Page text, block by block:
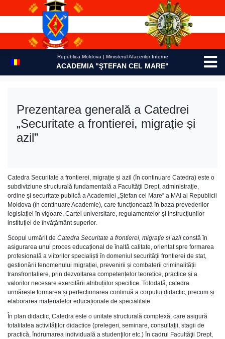
Republica Moldova | Ministerul Afacerilor Interne
ACADEMIA "ŞTEFAN CEL MARE"
Prezentarea generală a Catedrei
„Securitate a frontierei, migrație și
azil”
Catedra Securitate a frontierei, migrație și azil (în continuare Catedra) este o
subdiviziune structurală fundamentală a Facultăţii Drept, administraţie,
ordine şi securitate publică a Academiei „Ştefan cel Mare” a MAI al Republicii
Moldova (în continuare Academie), care funcţionează în baza prevederilor
legislaţiei în vigoare, Cartei universitare, regulamentelor şi instrucţiunilor
instituţiei de învăţământ superior.
Scopul urmărit de Catedra Securitate a frontierei, migrație și azil constă în
asigurarea unui proces educațional de înaltă calitate, orientat spre formarea
profesională a viitorilor specialiști în domeniul securității frontierei de stat,
gestionării fenomenului migrației, prevenirii și combaterii criminalității
transfrontaliere, prin dezvoltarea competențelor teoretice, practice și a
valorilor necesare exercitării atribuțiilor specifice. Totodată, catedra
urmărește formarea și perfecționarea continuă a corpului didactic, precum și
elaborarea materialelor educaționale de specialitate.
În plan didactic, Catedra este o unitate structurală complexă, care asigură
totalitatea activităţilor didactice (prelegeri, seminare, consultaţii, stagii de
practică, îndrumarea individuală a studenţilor etc.) în cadrul Facultăţii Drept,